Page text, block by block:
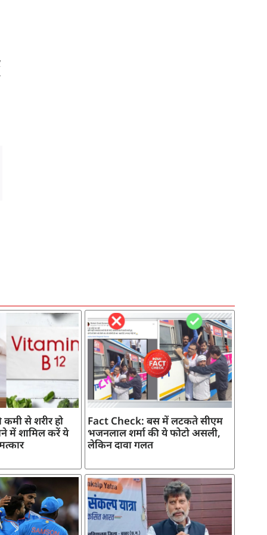
कमी से शरीर हो
में शामिल करें ये
Fact Check: बस में लटकते सीएम
भजनलाल शर्मा की ये फोटो असली,
लेकिन दावा गलत